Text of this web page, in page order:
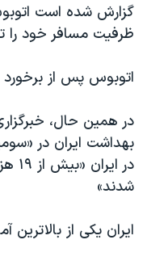
گزارش شده است
ظرفیت مسافر خود را
اتوبوس پس از
در همین حال،
بهداشت ایران در
شدند»
ایران یکی از بالاترین